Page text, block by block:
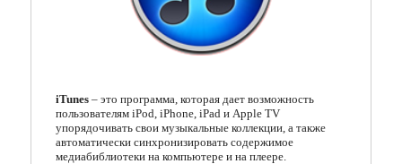
Другие программы
iTunes– это программа, которая дает возможность
пользователям iPod, iPhone, iPad и Apple TV
упорядочивать свои музыкальные коллекции, а также
автоматически синхронизировать содержимое
медиабиблиотеки на компьютере и на плеере.